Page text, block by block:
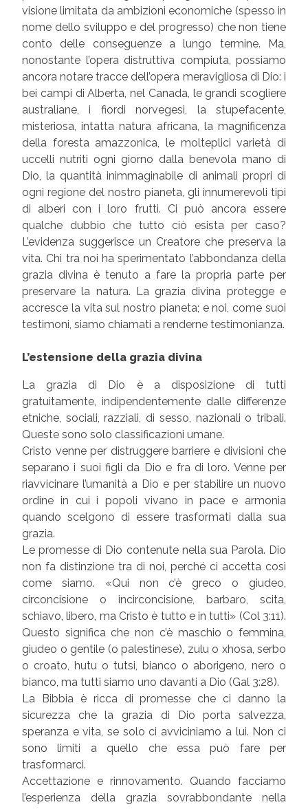
visione limitata da ambizioni economiche (spesso in
nome dello sviluppo e del progresso) che non tiene
conto delle conseguenze a lungo termine. Ma,
nonostante l’opera distruttiva compiuta, possiamo
ancora notare tracce dell’opera meravigliosa di Dio: i
bei campi di Alberta, nel Canada, le grandi scogliere
australiane, i fiordi norvegesi, la stupefacente,
misteriosa, intatta natura africana, la magnificenza
della foresta amazzonica, le molteplici varietà di
uccelli nutriti ogni giorno dalla benevola mano di
Dio, la quantità inimmaginabile di animali propri di
ogni regione del nostro pianeta, gli innumerevoli tipi
di alberi con i loro frutti. Ci può ancora essere
qualche dubbio che tutto ciò esista per caso?
L’evidenza suggerisce un Creatore che preserva la
vita. Chi tra noi ha sperimentato l’abbondanza della
grazia divina è tenuto a fare la propria parte per
preservare la natura. La grazia divina protegge e
accresce la vita sul nostro pianeta; e noi, come suoi
testimoni, siamo chiamati a renderne testimonianza.
L’estensione della grazia divina
La grazia di Dio è a disposizione di tutti
gratuitamente, indipendentemente dalle differenze
etniche, sociali, razziali, di sesso, nazionali o tribali.
Queste sono solo classificazioni umane.
Cristo venne per distruggere barriere e divisioni che
separano i suoi figli da Dio e fra di loro. Venne per
riavvicinare l’umanità a Dio e per stabilire un nuovo
ordine in cui i popoli vivano in pace e armonia
quando scelgono di essere trasformati dalla sua
grazia.
Le promesse di Dio contenute nella sua Parola. Dio
non fa distinzione tra di noi, perché ci accetta così
come siamo. «Qui non c’è greco o giudeo,
circoncisione o incirconcisione, barbaro, scita,
schiavo, libero, ma Cristo è tutto e in tutti» (Col 3:11).
Questo significa che non c’è maschio o femmina,
giudeo o gentile (o palestinese), zulu o xhosa, serbo
o croato, hutu o tutsi, bianco o aborigeno, nero o
bianco, ma tutti siamo uno davanti a Dio (Gal 3:28).
La Bibbia è ricca di promesse che ci danno la
sicurezza che la grazia di Dio porta salvezza,
speranza e vita, se solo ci avviciniamo a lui. Non ci
sono limiti a quello che essa può fare per
trasformarci.
Accettazione e rinnovamento. Quando facciamo
l’esperienza della grazia sovrabbondante nella